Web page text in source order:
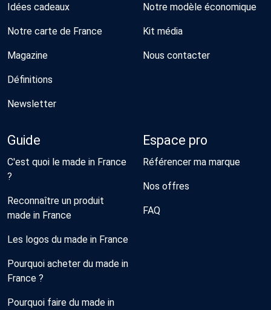
Idées cadeaux
Notre carte de France
Magazine
Définitions
Newsletter
Notre modèle économique
Kit média
Nous contacter
Guide
C'est quoi le made in France
?
Reconnaître un produit
made in France
Les logos du made in France
Pourquoi acheter du made in
France ?
Pourquoi faire du made in
Espace pro
Référencer ma marque
Nos offres
FAQ